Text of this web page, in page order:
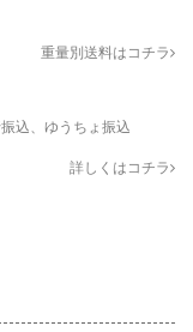
重量別送料はコチラ
込、ゆうちょ振込
詳しくはコチラ